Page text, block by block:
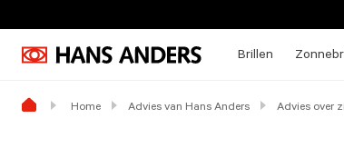
Brillen
Home Advies van Hans Anders Advies over